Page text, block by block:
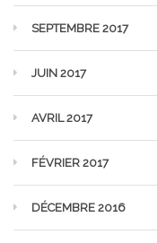
SEPTEMBRE 2017
JUIN 2017
AVRIL 2017
FÉVRIER 2017
DÉCEMBRE 2016